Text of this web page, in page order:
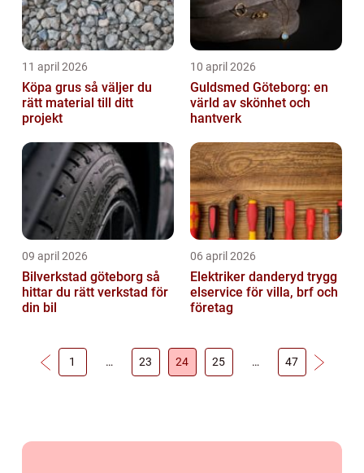
11 april 2026
Köpa grus så väljer du
rätt material till ditt
projekt
10 april 2026
Guldsmed Göteborg: en
värld av skönhet och
hantverk
09 april 2026
Bilverkstad göteborg så
hittar du rätt verkstad för
din bil
06 april 2026
Elektriker danderyd trygg
elservice för villa, brf och
företag
1 … 23 24 25 … 47